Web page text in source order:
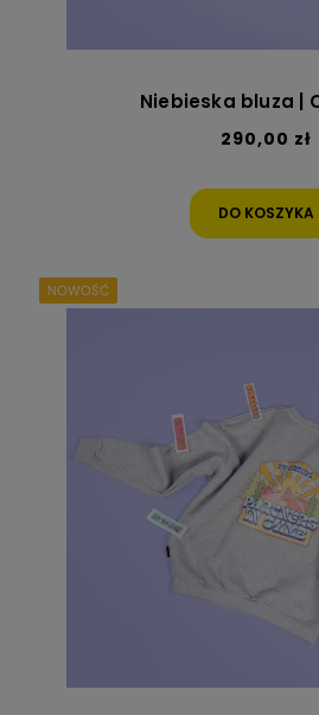
Niebieska bluza |
290,00 zł
DO KOSZYKA
NOWOŚĆ